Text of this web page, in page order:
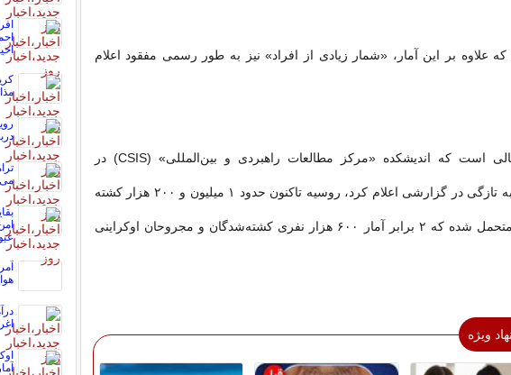
علاوه بر این آمار، «شمار زیادی از افراد» نیز به طور رسمی مفقود اعلام
این در حالی است که اندیشکده «مرکز مطالعات راهبردی و بین‌المللی» (CSIS) در
واشنگتن به تازگی در گزارشی اعلام کرد، روسیه تاکنون حدود ۱ میلیون و ۲۰۰ هزار کشته
یا زخمی متحمل شده که ۲ برابر آمار ۶۰۰ هزار نفری کشته‌شدگان و مجروحان اوکراینی
ویژه